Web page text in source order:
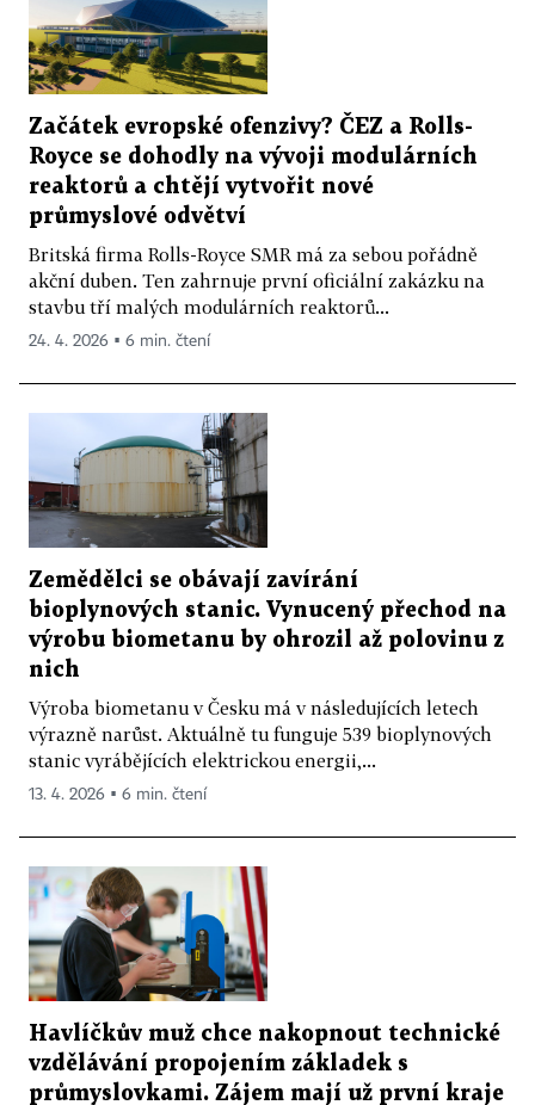
Začátek evropské ofenzivy? ČEZ a Rolls-
Royce se dohodly na vývoji modulárních
reaktorů a chtějí vytvořit nové
průmyslové odvětví
Britská firma Rolls-Royce SMR má za sebou pořádně
akční duben. Ten zahrnuje první oficiální zakázku na
stavbu tří malých modulárních reaktorů...
24. 4. 2026 ▪ 6 min. čtení
Zemědělci se obávají zavírání
bioplynových stanic. Vynucený přechod na
výrobu biometanu by ohrozil až polovinu z
nich
Výroba biometanu v Česku má v následujících letech
výrazně narůst. Aktuálně tu funguje 539 bioplynových
stanic vyrábějících elektrickou energii,...
13. 4. 2026 ▪ 6 min. čtení
Havlíčkův muž chce nakopnout technické
vzdělávání propojením základek s
průmyslovkami. Zájem mají už první kraje